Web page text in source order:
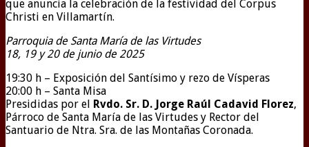
que anuncia la celebración de la festividad del Corpus
Christi en Villamartín.
Parroquia de Santa María de las Virtudes
18, 19 y 20 de junio de 2025
19:30 h – Exposición del Santísimo y rezo de Vísperas
20:00 h – Santa Misa
Presididas por el
Rvdo. Sr. D. Jorge Raúl Cadavid Florez,
Párroco de Santa María de las Virtudes y Rector del
Santuario de Ntra. Sra. de las Montañas Coronada.